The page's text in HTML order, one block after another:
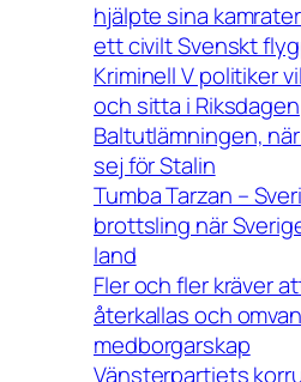
hjälpte sina
ett civilt Svenskt
Kriminell V politiker
och sitta i Riksdagen
Baltutlämningen,
sej för Stalin
Tumba Tarzan –
brottsling när
land
Fler och fler kräver
återkallas och
medborgarskap
Vänsterpartiets